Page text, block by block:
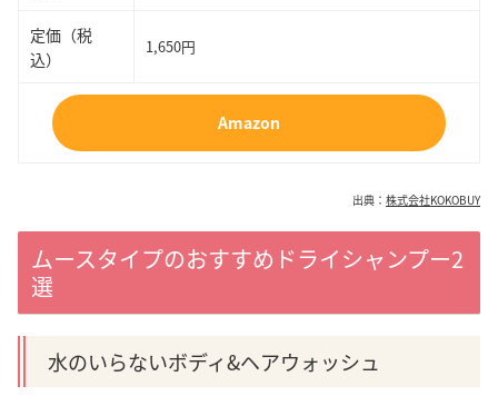
定価（税
込）
1,650円
Amazon
出典： 株式会社KOKOBUY
ムースタイプのおすすめドライシャンプー2
選
水のいらないボディ&ヘアウォッシュ